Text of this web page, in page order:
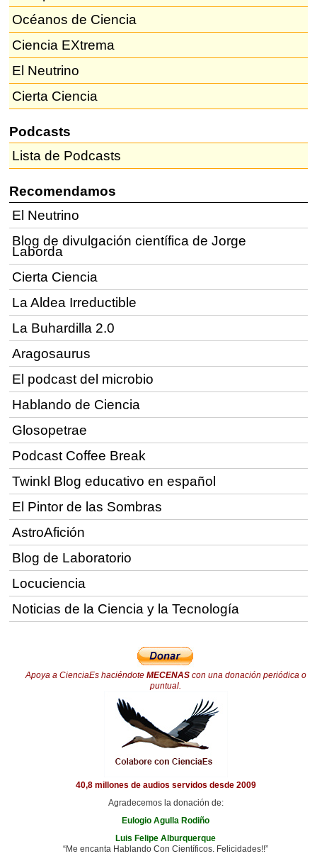
Océanos de Ciencia
Ciencia EXtrema
El Neutrino
Cierta Ciencia
Podcasts
Lista de Podcasts
Recomendamos
El Neutrino
Blog de divulgación científica de Jorge
Laborda
Cierta Ciencia
La Aldea Irreductible
La Buhardilla 2.0
Aragosaurus
El podcast del microbio
Hablando de Ciencia
Glosopetrae
Podcast Coffee Break
Twinkl Blog educativo en español
El Pintor de las Sombras
AstroAfición
Blog de Laboratorio
Locuciencia
Noticias de la Ciencia y la Tecnología
Apoya a CienciaEs haciéndote MECENAScon una donación periódica o
puntual.
40,8 millones de audios servidos desde 2009
Agradecemos la donación de:
Eulogio Agulla Rodiño
Luis Felipe Alburquerque
“Me encanta Hablando Con Científicos. Felicidades!!”